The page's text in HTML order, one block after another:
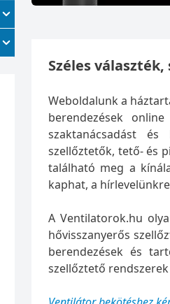
Széles
Weboldalunk a
berendezések
szaktanácsadást
szellőztetők, tető- és
található meg a
kaphat, a
A Ventilatorok.hu
hővisszanyerős
berendezések és
szellőztető